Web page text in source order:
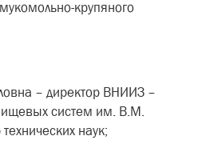
крупяного
– директор ВНИИЗ –
систем им. В.М.
наук;